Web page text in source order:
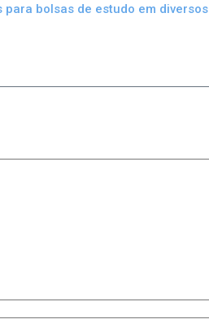
bolsas de estudo em diversos